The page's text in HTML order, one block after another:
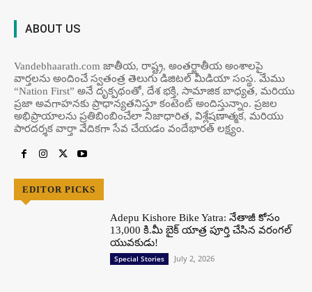
ABOUT US
Vandebhaarath.com జాతీయ, రాష్ట్ర, అంతర్జాతీయ అంశాలపై
వార్తలను అందించే స్వతంత్ర తెలుగు డిజిటల్ మీడియా సంస్థ. మేము
“Nation First” అనే దృక్పథంతో, దేశ భక్తి, సామాజిక బాధ్యత, మరియు
ప్రజా అవగాహనకు ప్రాధాన్యతనిస్తూ కంటెంట్ అందిస్తున్నాం. ప్రజల
అభిప్రాయాలను ప్రతిబింబించేలా నిజాధారిత, విశ్లేషణాత్మక, మరియు
పారదర్శక వార్తా వేదికగా సేవ చేయడం వందేభార‌త్ ల‌క్ష్యం.
EDITOR PICKS
Adepu Kishore Bike Yatra: నేతాజీ కోసం
13,000 కి.మీ బైక్ యాత్ర పూర్తి చేసిన వరంగల్
యువకుడు!
Special Stories July 2, 2026